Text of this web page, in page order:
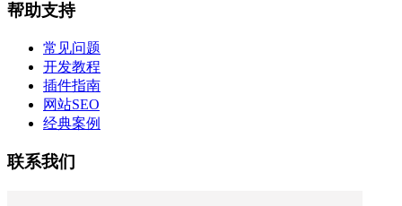
帮助支持
常见问题
开发教程
插件指南
网站SEO
经典案例
联系我们